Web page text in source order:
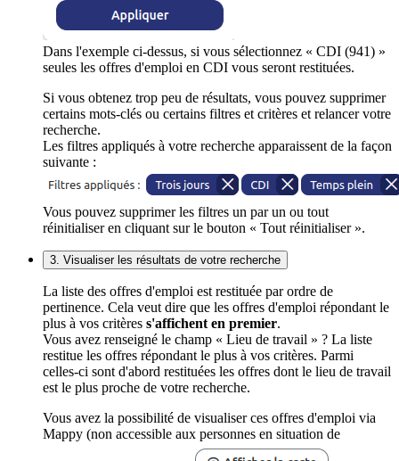
Dans l'exemple ci-dessus, si vous sélectionnez « CDI (941) »
seules les offres d'emploi en CDI vous seront restituées.
Si vous obtenez trop peu de résultats, vous pouvez supprimer
certains mots-clés ou certains filtres et critères et relancer votre
recherche.
Les filtres appliqués à votre recherche apparaissent de la façon
suivante :
Vous pouvez supprimer les filtres un par un ou tout
réinitialiser en cliquant sur le bouton « Tout réinitialiser ».
3. Visualiser les résultats de votre recherche
La liste des offres d'emploi est restituée par ordre de
pertinence. Cela veut dire que les offres d'emploi répondant le
plus à vos critères s'affichent en premier.
Vous avez renseigné le champ « Lieu de travail » ? La liste
restitue les offres répondant le plus à vos critères. Parmi
celles-ci sont d'abord restituées les offres dont le lieu de travail
est le plus proche de votre recherche.
Vous avez la possibilité de visualiser ces offres d'emploi via
Mappy (non accessible aux personnes en situation de